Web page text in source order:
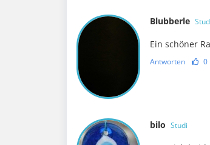
Blubberle
Ein schöner
Antworten 0
bilo Studi